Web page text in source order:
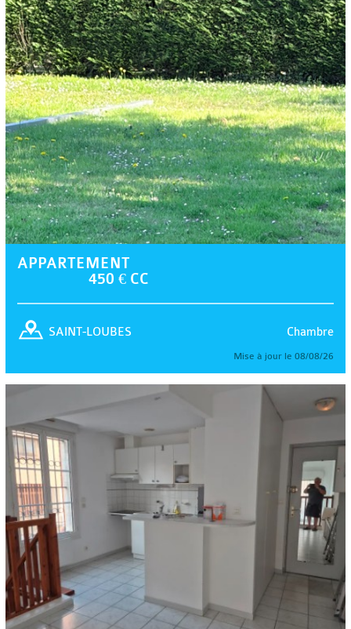
APPARTEMENT
450 € CC
Chambre
SAINT-LOUBES
Mise à jour le 08/08/26